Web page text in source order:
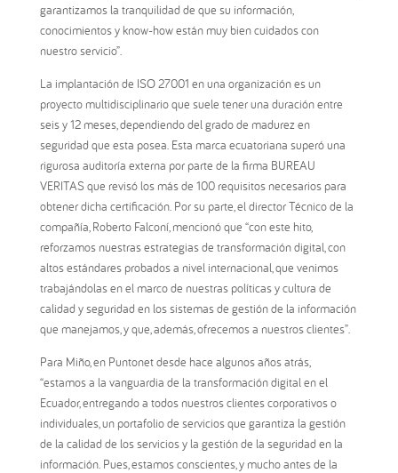
garantizamos la tranquilidad de que su información,
conocimientos y know-how están muy bien cuidados con
nuestro servicio”.
La implantación de ISO 27001 en una organización es un
proyecto multidisciplinario que suele tener una duración entre
seis y 12 meses, dependiendo del grado de madurez en
seguridad que esta posea. Esta marca ecuatoriana superó una
rigurosa auditoría externa por parte de la firma BUREAU
VERITAS que revisó los más de 100 requisitos necesarios para
obtener dicha certificación. Por su parte, el director Técnico de la
compañía, Roberto Falconí, mencionó que “con este hito,
reforzamos nuestras estrategias de transformación digital, con
altos estándares probados a nivel internacional, que venimos
trabajándolas en el marco de nuestras políticas y cultura de
calidad y seguridad en los sistemas de gestión de la información
que manejamos, y que, además, ofrecemos a nuestros clientes”.
Para Miño, en Puntonet desde hace algunos años atrás,
“estamos a la vanguardia de la transformación digital en el
Ecuador, entregando a todos nuestros clientes corporativos o
individuales, un portafolio de servicios que garantiza la gestión
de la calidad de los servicios y la gestión de la seguridad en la
información. Pues, estamos conscientes, y mucho antes de la